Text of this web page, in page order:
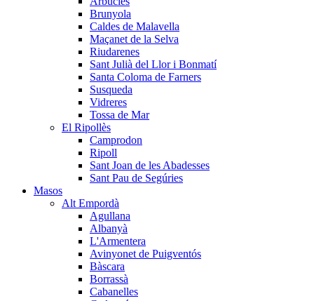
Brunyola
Caldes de Malavella
Maçanet de la Selva
Riudarenes
Sant Julià del Llor i Bonmatí
Santa Coloma de Farners
Susqueda
Vidreres
Tossa de Mar
El Ripollès
Camprodon
Ripoll
Sant Joan de les Abadesses
Sant Pau de Segúries
Masos
Alt Empordà
Agullana
Albanyà
L'Armentera
Avinyonet de Puigventós
Bàscara
Borrassà
Cabanelles